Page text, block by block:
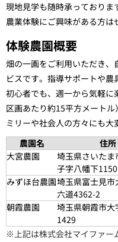
現地見学も随時承っており
農業体験にご興味がある方は
体験農園概要
畑の一画をご利用いただき
ビスです。指導サポートや
初心者でも、週一から気軽
区画あたり約15平方メート
ミリーや社会人の方々にも大
農園名
住所
大宮農園
埼玉県さいたま
子字八幡下
みずほ台農園埼玉県富士見市
六道4362-2
朝霞農園
埼玉県朝霞市大
1429
※上記は株式会社マイファー